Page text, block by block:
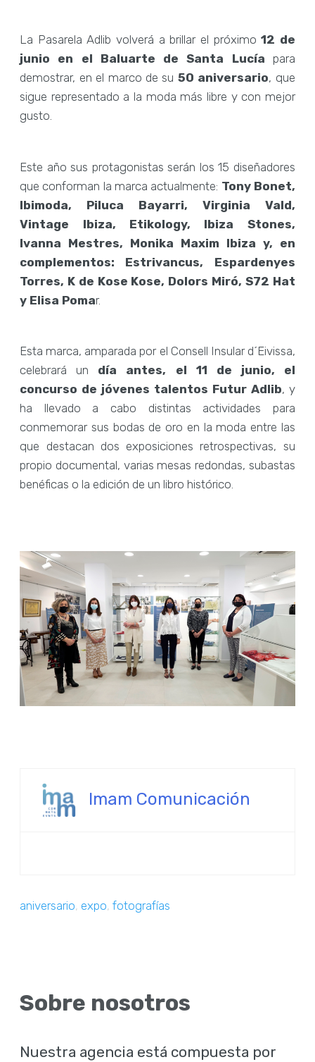
La Pasarela Adlib volverá a brillar el próximo12 de
junio en el Baluarte de Santa Lucía para
demostrar, en el marco de su 50 aniversario, que
sigue representado a la moda más libre y con mejor
gusto.
Este año sus protagonistas serán los 15 diseñadores
que conforman la marca actualmente: Tony Bonet,
Ibimoda, Piluca Bayarri, Virginia Vald,
Vintage Ibiza, Etikology, Ibiza Stones,
Ivanna Mestres, Monika Maxim Ibiza y, en
complementos: Estrivancus, Espardenyes
Torres, K de Kose Kose, Dolors Miró, S72 Hat
y Elisa Pomar.
Esta marca, amparada por el Consell Insular d´Eivissa,
celebrará un día antes, el 11 de junio, el
concurso de jóvenes talentos Futur Adlib, y
ha llevado a cabo distintas actividades para
conmemorar sus bodas de oro en la moda entre las
que destacan dos exposiciones retrospectivas, su
propio documental, varias mesas redondas, subastas
benéficas o la edición de un libro histórico.
Imam Comunicación
aniversario,expo,fotografías
Sobre nosotros
Nuestra agencia está compuesta por